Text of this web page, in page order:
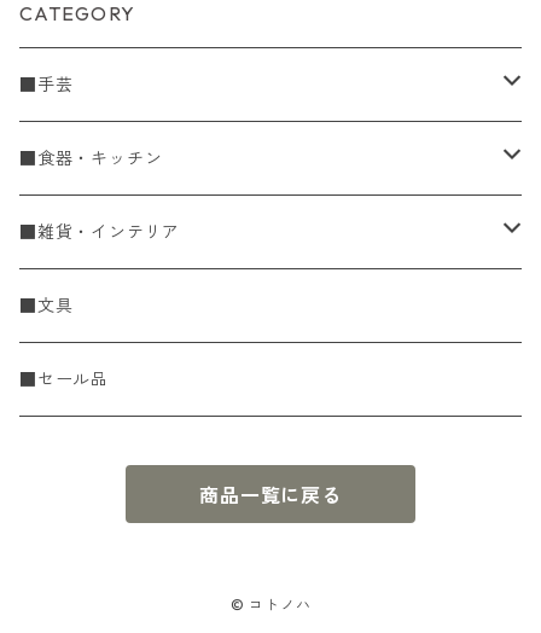
CATEGORY
■手芸
手編糸
Spring & Summer
Fall & Winter
刺し子・こぎん
刺し子糸
刺し子ふきん・刺し子布
KIT
ニットツール
■食器・キッチン
食器
豆皿・小皿
中皿
調理道具
かや織ふきん
■雑貨・インテリア
収納雑貨
小物・置物・民芸品
■文具
■セール品
商品一覧に戻る
© コトノハ